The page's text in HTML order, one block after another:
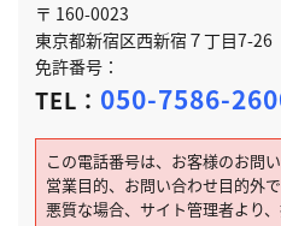
〒 160-0023
東京都新宿区西新宿７丁目7-
免許番号：
TEL： 050-7586-
この電話番号は、お客様のお問
営業目的、お問い合わせ目的外
悪質な場合、サイト管理者より